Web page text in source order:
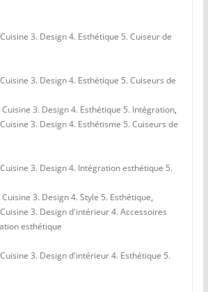
3. Design 4. Esthétique 5. Cuiseur de
3. Design 4. Esthétique 5. Cuiseurs de
3. Design 4. Esthétique 5. Intégration,
3. Design 4. Esthétisme 5. Cuiseurs de
3. Design 4. Intégration esthétique 5.
3. Design 4. Style 5. Esthétique,
3. Design d'intérieur 4. Accessoires
esthétique
3. Design d'intérieur 4. Esthétique 5.